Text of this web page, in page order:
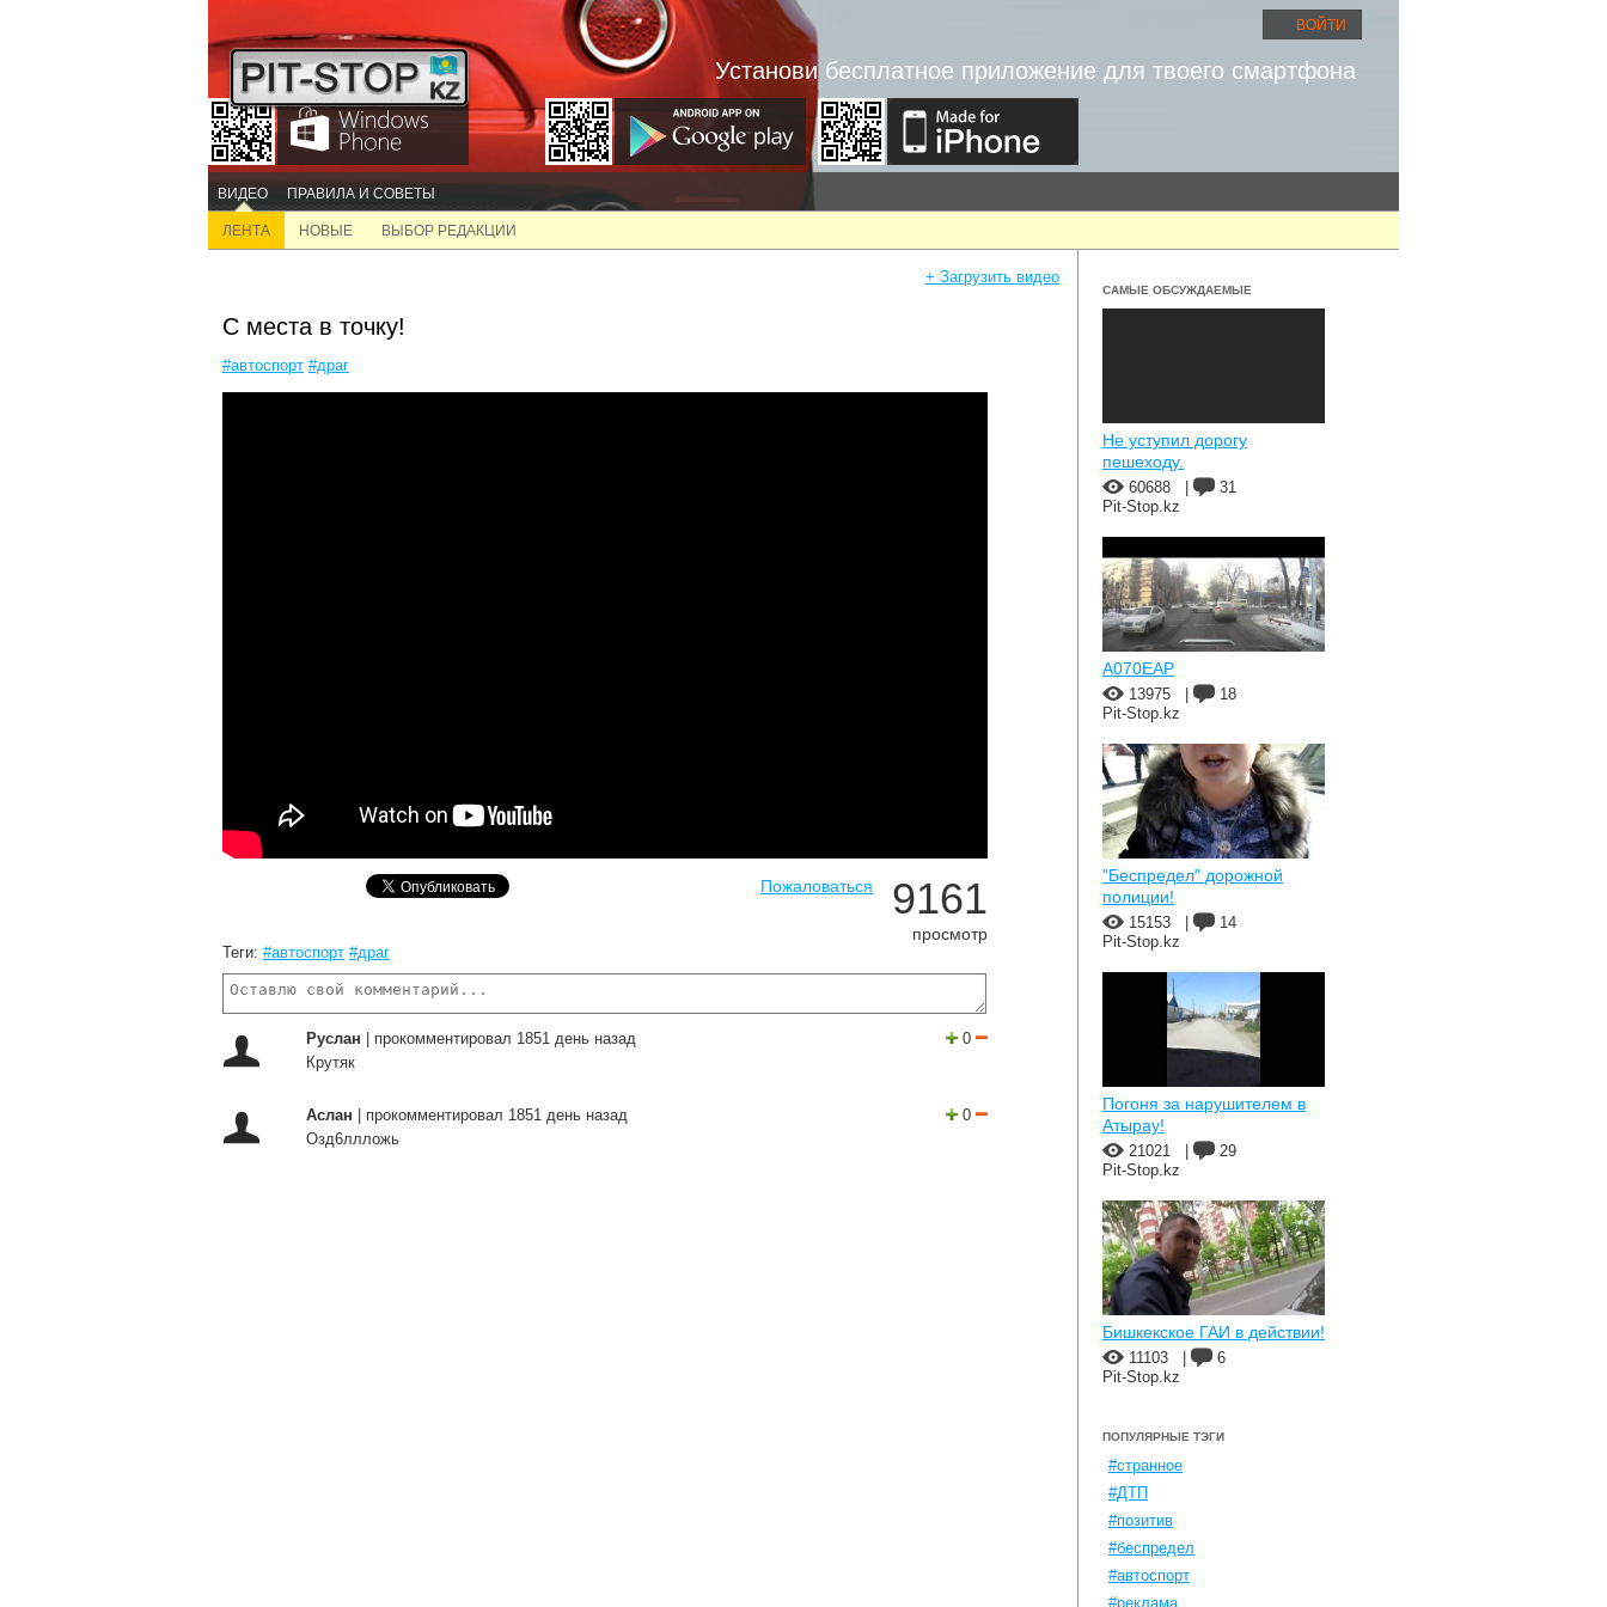
ВОЙТИ
Установи бесплатное приложение для твоего смартфона
ВИДЕО ПРАВИЛА И СОВЕТЫ
ЛЕНТА НОВЫЕ ВЫБОР РЕДАКЦИИ
+ Загрузить видео
С места в точку!
#автоспорт #драг
Пожаловаться 9161
просмотр
Теги: #автоспорт #драг
0
Руслан
прокомментировал 1851 день назад
Крутяк
0
Аслан
прокомментировал 1851 день назад
Озд6ллложь
САМЫЕ ОБСУЖДАЕМЫЕ
Не уступил дорогу
пешеходу.
60688
31
Pit-Stop.kz
A070EAP
13975
18
Pit-Stop.kz
"Беспредел" дорожной
полиции!
15153
14
Pit-Stop.kz
Погоня за нарушителем в
Атырау!
21021
29
Pit-Stop.kz
Бишкекское ГАИ в действии!
11103
6
Pit-Stop.kz
ПОПУЛЯРНЫЕ ТЭГИ
#странное
#ДТП
#позитив
#беспредел
#автоспорт
#реклама